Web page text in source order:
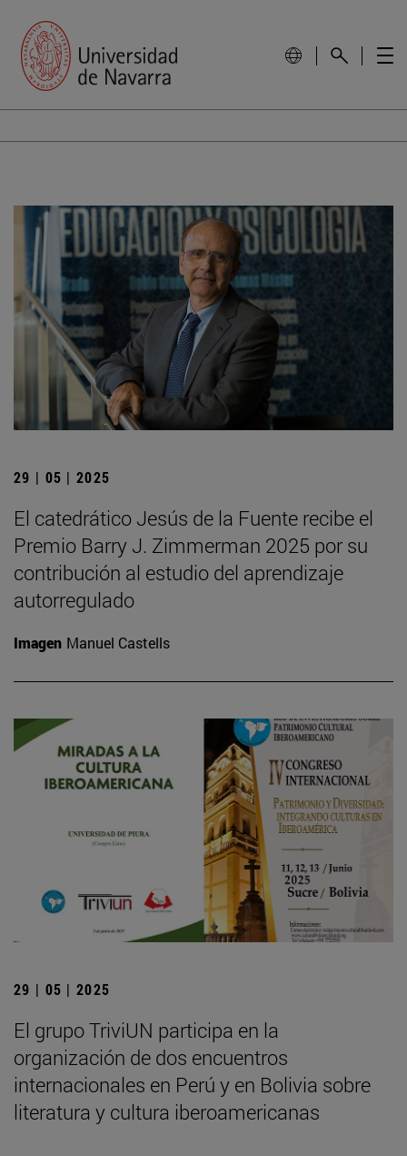
29 | 05 | 2025
El catedrático Jesús de la Fuente recibe el
Premio Barry J. Zimmerman 2025 por su
contribución al estudio del aprendizaje
autorregulado
Imagen Manuel Castells
29 | 05 | 2025
El grupo TriviUN participa en la
organización de dos encuentros
internacionales en Perú y en Bolivia sobre
literatura y cultura iberoamericanas